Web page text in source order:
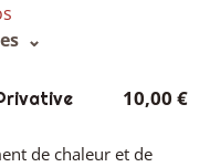
10,00 €
de chaleur et de